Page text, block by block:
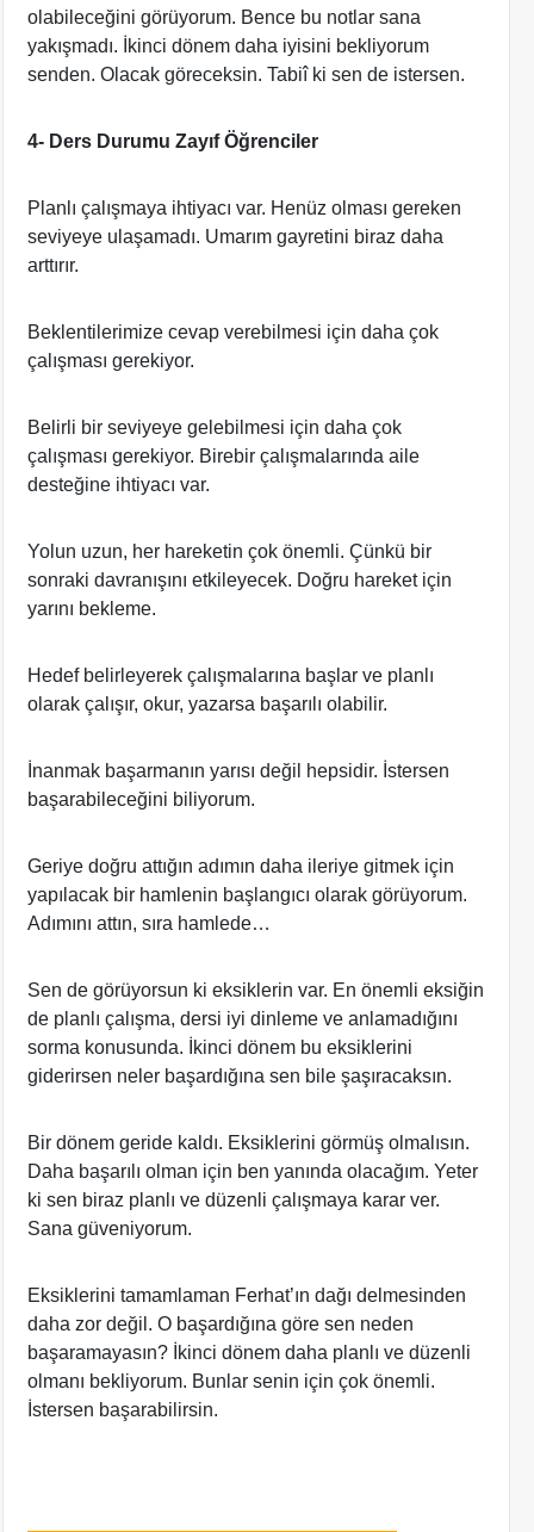
olabileceğini görüyorum. Bence bu notlar sana
yakışmadı. İkinci dönem daha iyisini bekliyorum
senden. Olacak göreceksin. Tabiî ki sen de istersen.
4- Ders Durumu Zayıf Öğrenciler
Planlı çalışmaya ihtiyacı var. Henüz olması gereken
seviyeye ulaşamadı. Umarım gayretini biraz daha
arttırır.
Beklentilerimize cevap verebilmesi için daha çok
çalışması gerekiyor.
Belirli bir seviyeye gelebilmesi için daha çok
çalışması gerekiyor. Birebir çalışmalarında aile
desteğine ihtiyacı var.
Yolun uzun, her hareketin çok önemli. Çünkü bir
sonraki davranışını etkileyecek. Doğru hareket için
yarını bekleme.
Hedef belirleyerek çalışmalarına başlar ve planlı
olarak çalışır, okur, yazarsa başarılı olabilir.
İnanmak başarmanın yarısı değil hepsidir. İstersen
başarabileceğini biliyorum.
Geriye doğru attığın adımın daha ileriye gitmek için
yapılacak bir hamlenin başlangıcı olarak görüyorum.
Adımını attın, sıra hamlede…
Sen de görüyorsun ki eksiklerin var. En önemli eksiğin
de planlı çalışma, dersi iyi dinleme ve anlamadığını
sorma konusunda. İkinci dönem bu eksiklerini
giderirsen neler başardığına sen bile şaşıracaksın.
Bir dönem geride kaldı. Eksiklerini görmüş olmalısın.
Daha başarılı olman için ben yanında olacağım. Yeter
ki sen biraz planlı ve düzenli çalışmaya karar ver.
Sana güveniyorum.
Eksiklerini tamamlaman Ferhat’ın dağı delmesinden
daha zor değil. O başardığına göre sen neden
başaramayasın? İkinci dönem daha planlı ve düzenli
olmanı bekliyorum. Bunlar senin için çok önemli.
İstersen başarabilirsin.